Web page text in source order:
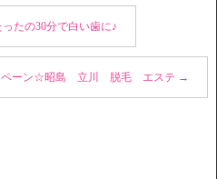
たの30分で白い歯に♪
ペーン☆昭島 立川 脱毛 エステ →